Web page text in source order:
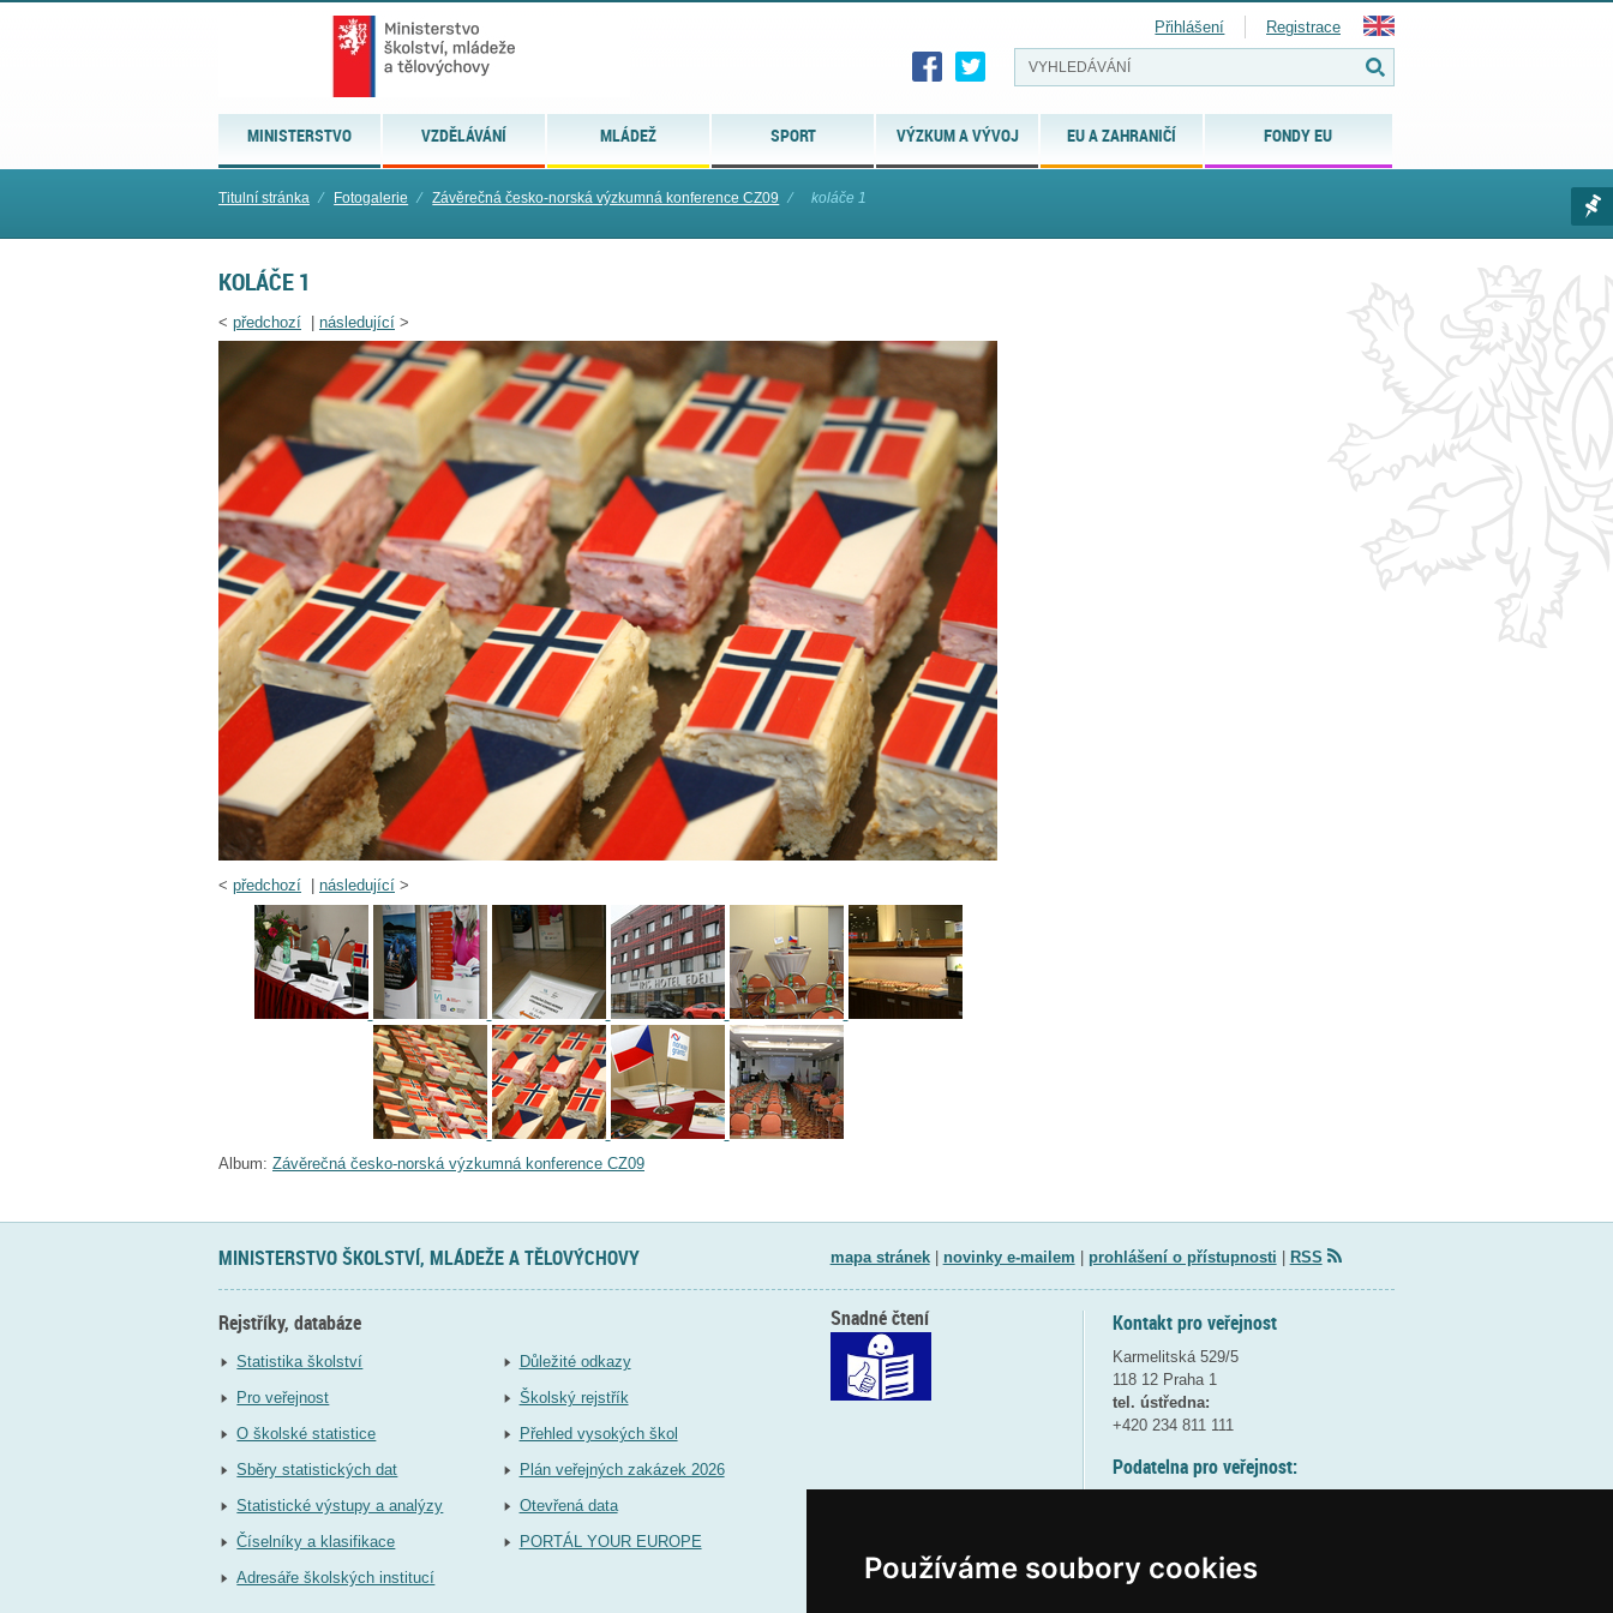
Používáme soubory cookies
MINISTERSTVO VZDĚLÁVÁNÍ MLÁDEŽ SPORT VÝZKUM A VÝVOJ EU A ZAHRANIČÍ FONDY EU
Přihlášení Registrace
Titulní stránka ⁄ Fotogalerie ⁄ Závěrečná česko-norská výzkumná konference CZ09 ⁄ koláče 1
KOLÁČE 1
< předchozí následující >
< předchozí následující >
Album: Závěrečná česko-norská výzkumná konference CZ09
MINISTERSTVO ŠKOLSTVÍ, MLÁDEŽE A TĚLOVÝCHOVY mapa stránek| novinky e-mailem prohlášení o přístupnosti RSS
Rejstříky, databáze
Statistika školství
Pro veřejnost
O školské statistice
Sběry statistických dat
Statistické výstupy a analýzy
Číselníky a klasifikace
Adresáře školských institucí
Důležité odkazy
Školský rejstřík
Přehled vysokých škol
Plán veřejných zakázek 2026
Otevřená data
PORTÁL YOUR EUROPE
Kontakt pro veřejnost
Karmelitská 529/5
118 12 Praha 1
tel. ústředna:
+420 234 811 111
Podatelna pro veřejnost:
Snadné čtení